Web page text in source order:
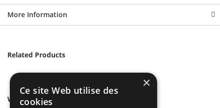
More Information
Related Products
We found other products you might like!
×
Ce site Web utilise des
cookies